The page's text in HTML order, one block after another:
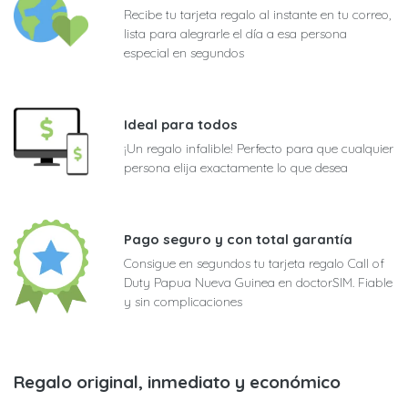
Recibe tu tarjeta regalo al instante en tu correo,
lista para alegrarle el día a esa persona
especial en segundos
Ideal para todos
¡Un regalo infalible! Perfecto para que cualquier
persona elija exactamente lo que desea
Pago seguro y con total garantía
Consigue en segundos tu tarjeta regalo Call of
Duty Papua Nueva Guinea en doctorSIM. Fiable
y sin complicaciones
Regalo original, inmediato y económico